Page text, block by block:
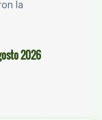
la
2026